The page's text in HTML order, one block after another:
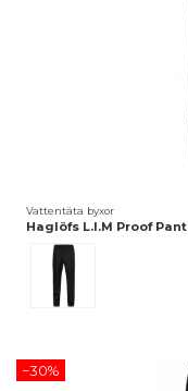
Vattentäta byxor
Haglöfs L.I.M Proof Pant
Svart
−30%